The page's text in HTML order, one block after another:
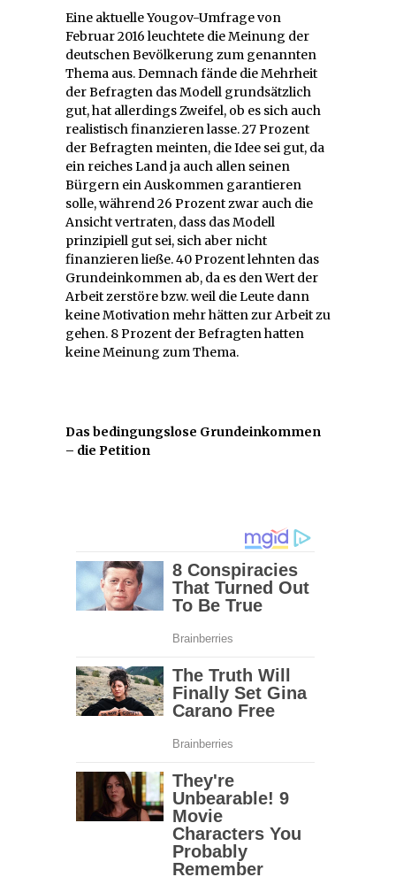
Eine aktuelle Yougov-Umfrage von
Februar 2016 leuchtete die Meinung der
deutschen Bevölkerung zum genannten
Thema aus. Demnach fände die Mehrheit
der Befragten das Modell grundsätzlich
gut, hat allerdings Zweifel, ob es sich auch
realistisch finanzieren lasse. 27 Prozent
der Befragten meinten, die Idee sei gut, da
ein reiches Land ja auch allen seinen
Bürgern ein Auskommen garantieren
solle, während 26 Prozent zwar auch die
Ansicht vertraten, dass das Modell
prinzipiell gut sei, sich aber nicht
finanzieren ließe. 40 Prozent lehnten das
Grundeinkommen ab, da es den Wert der
Arbeit zerstöre bzw. weil die Leute dann
keine Motivation mehr hätten zur Arbeit zu
gehen. 8 Prozent der Befragten hatten
keine Meinung zum Thema.
Das bedingungslose Grundeinkommen
– die Petition